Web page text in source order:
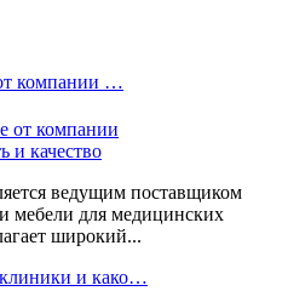
компании …
ведущим поставщиком
мебели для медицинских
широкий...
и како…